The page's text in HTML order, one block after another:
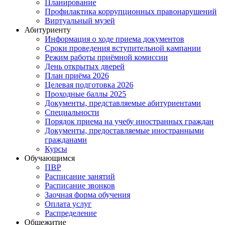
Планирование
Профилактика коррупционных правонарушений
Виртуальный музей
Абитуриенту
Информация о ходе приема документов
Сроки проведения вступительной кампании
Режим работы приёмной комиссии
День открытых дверей
План приёма 2026
Целевая подготовка 2026
Проходные баллы 2025
Документы, представляемые абитуриентами
Специальности
Порядок приема на учебу иностранных граждан
Документы, предоставляемые иностранными
гражданами
Курсы
Обучающимся
ПВР
Расписание занятий
Расписание звонков
Заочная форма обучения
Оплата услуг
Распределение
Общежитие